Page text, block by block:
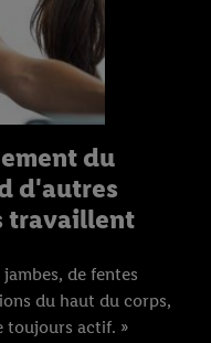
du
d'autres
travaillent
de fentes
du haut du corps,
toujours actif. »